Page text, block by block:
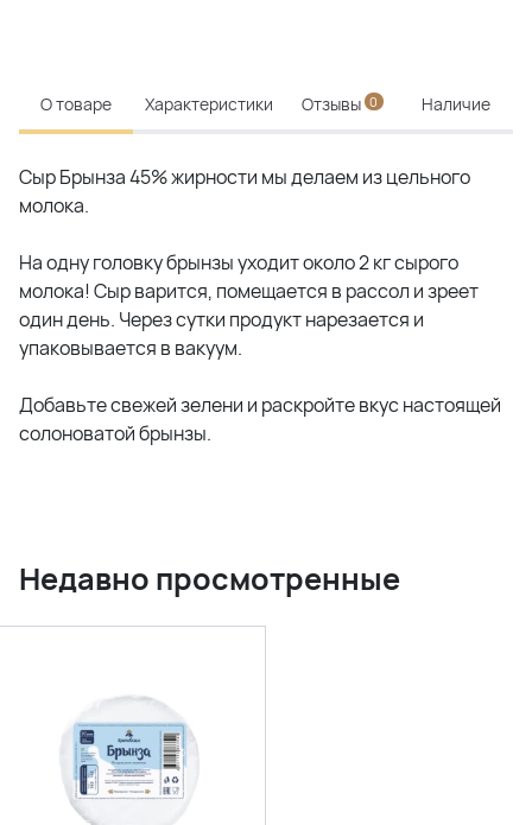
О товаре Характеристики Отзывы 0 Наличие
Сыр Брынза 45% жирности мы делаем из цельного
молока.
На одну головку брынзы уходит около 2 кг сырого
молока! Сыр варится, помещается в рассол и зреет
один день. Через сутки продукт нарезается и
упаковывается в вакуум.
Добавьте свежей зелени и раскройте вкус настоящей
солоноватой брынзы.
Недавно просмотренные